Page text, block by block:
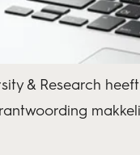
& Research